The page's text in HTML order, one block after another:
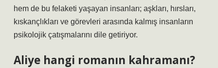
hem de bu felaketi yaşayan insanları; aşkları, hırsları,
kıskançlıkları ve görevleri arasında kalmış insanların
psikolojik çatışmalarını dile getiriyor.
Aliye hangi romanın kahramanı?